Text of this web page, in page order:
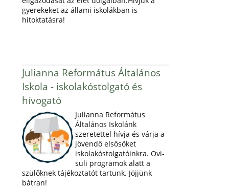
gyerekeket az állami iskolákban is
hitoktatásra!
Julianna Református Általános
Iskola - iskolakóstolgató és
hívogató
Julianna Református
Általános Iskolánk
szeretettel hívja és várja a
jövendő elsősöket
iskolakóstolgatóinkra. Ovi-
suli programok alatt a
szülőknek tájékoztatót tartunk. Jöjjünk
bátran!